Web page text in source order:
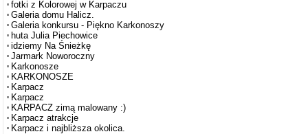
fotki z Kolorowej w Karpaczu
Galeria domu Halicz.
Galeria konkursu - Piękno Karkonoszy
huta Julia Piechowice
idziemy Na Śnieżkę
Jarmark Noworoczny
Karkonosze
KARKONOSZE
Karpacz
Karpacz
KARPACZ zimą malowany :)
Karpacz atrakcje
Karpacz i najbliższa okolica.